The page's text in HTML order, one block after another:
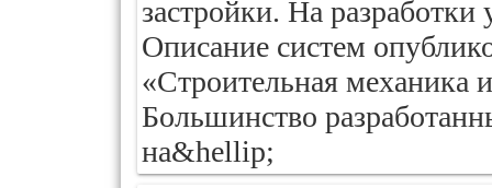
застройки. На
Описание систем
«Строительная механика
Большинство
на&hellip;